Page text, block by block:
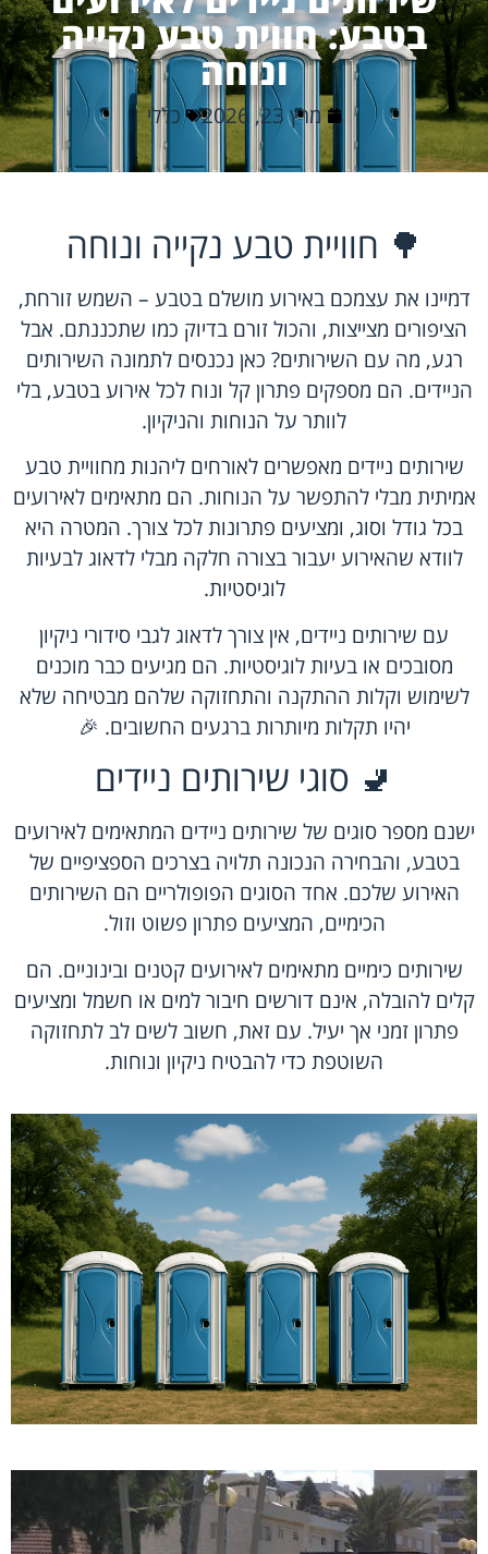
בטבע: חווית טבע נקייה
ונוחה
מרץ 23, 2026 כללי
🌳 חוויית טבע נקייה ונוחה
דמיינו את עצמכם באירוע מושלם בטבע – השמש זורחת,
הציפורים מצייצות, והכול זורם בדיוק כמו שתכננתם. אבל
רגע, מה עם השירותים? כאן נכנסים לתמונה השירותים
הניידים. הם מספקים פתרון קל ונוח לכל אירוע בטבע, בלי
לוותר על הנוחות והניקיון.
שירותים ניידים מאפשרים לאורחים ליהנות מחוויית טבע
אמיתית מבלי להתפשר על הנוחות. הם מתאימים לאירועים
בכל גודל וסוג, ומציעים פתרונות לכל צורך. המטרה היא
לוודא שהאירוע יעבור בצורה חלקה מבלי לדאוג לבעיות
לוגיסטיות.
עם שירותים ניידים, אין צורך לדאוג לגבי סידורי ניקיון
מסובכים או בעיות לוגיסטיות. הם מגיעים כבר מוכנים
לשימוש וקלות ההתקנה והתחזוקה שלהם מבטיחה שלא
יהיו תקלות מיותרות ברגעים החשובים. 🎉
🚽 סוגי שירותים ניידים
ישנם מספר סוגים של שירותים ניידים המתאימים לאירועים
בטבע, והבחירה הנכונה תלויה בצרכים הספציפיים של
האירוע שלכם. אחד הסוגים הפופולריים הם השירותים
הכימיים, המציעים פתרון פשוט וזול.
שירותים כימיים מתאימים לאירועים קטנים ובינוניים. הם
קלים להובלה, אינם דורשים חיבור למים או חשמל ומציעים
פתרון זמני אך יעיל. עם זאת, חשוב לשים לב לתחזוקה
השוטפת כדי להבטיח ניקיון ונוחות.